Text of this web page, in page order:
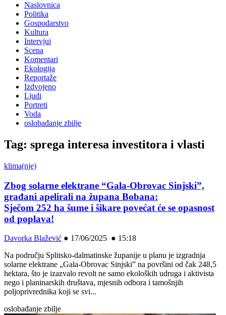
Naslovnica
Politika
Gospodarstvo
Kultura
Intervjui
Scena
Komentari
Ekologija
Reportaže
Izdvojeno
Ljudi
Portreti
Voda
oslobađanje zbilje
Tag: sprega interesa investitora i vlasti
klima(nje)
Zbog solarne elektrane “Gala-Obrovac Sinjski”,
građani apelirali na župana Bobana:
Sječom 252 ha šume i šikare povećat će se opasnost
od poplava!
Davorka Blažević ● 17/06/2025 ● 15:18
Na području Splitsko-dalmatinske županije u planu je izgradnja
solarne elektrane „Gala-Obrovac Sinjski” na površini od čak 248,5
hektara, što je izazvalo revolt ne samo ekoloških udruga i aktivista
nego i planinarskih društava, mjesnih odbora i tamošnjih
poljoprivrednika koji se svi...
oslobađanje zbilje